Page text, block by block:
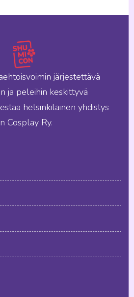
järjestettävä
ja peleihin keskittyvä
helsinkiläinen yhdistys
Cosplay Ry.